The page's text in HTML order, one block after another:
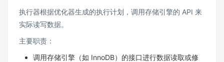
执行器根据优化器生成的执行计划，调用存储引擎的 API 来
实际读写数据。
主要职责：
调用存储引擎（如 InnoDB）的接口进行数据读取或修